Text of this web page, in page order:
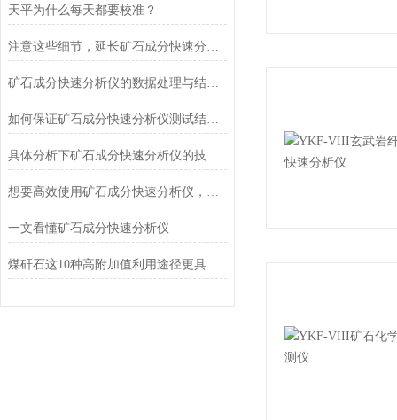
天平为什么每天都要校准？
注意这些细节，延长矿石成分快速分析仪使用寿命
矿石成分快速分析仪的数据处理与结果解释技巧
如何保证矿石成分快速分析仪测试结果的准确性和可靠性？
具体分析下矿石成分快速分析仪的技术原理
想要高效使用矿石成分快速分析仪，来看看这些！
一文看懂矿石成分快速分析仪
煤矸石这10种高附加值利用途径更具前景！